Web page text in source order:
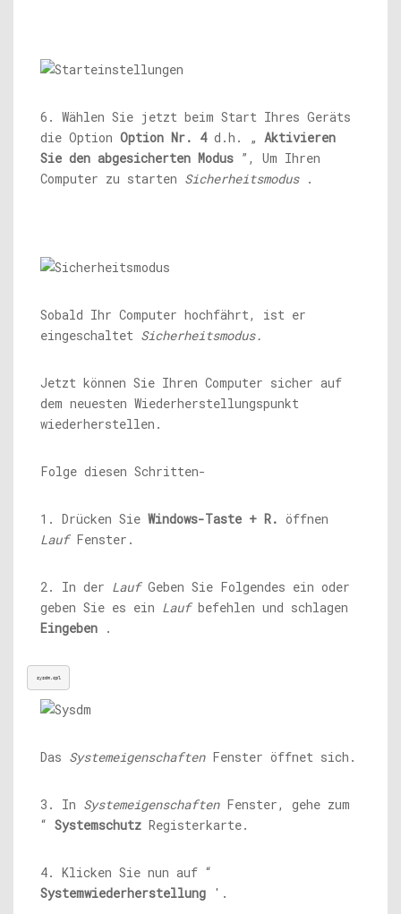
6. Wählen Sie jetzt beim Start Ihres Geräts
die Option Option Nr. 4d.h. „ Aktivieren
Sie den abgesicherten Modus ”, Um Ihren
Computer zu starten Sicherheitsmodus.
Sobald Ihr Computer hochfährt, ist er
eingeschaltet Sicherheitsmodus.
Jetzt können Sie Ihren Computer sicher auf
dem neuesten Wiederherstellungspunkt
wiederherstellen.
Folge diesen Schritten-
1. Drücken Sie Windows-Taste + R. öffnen
LaufFenster.
2. In der LaufGeben Sie Folgendes ein oder
geben Sie es ein Laufbefehlen und schlagen
Eingeben .
sysdm.cpl
Das SystemeigenschaftenFenster öffnet sich.
3. In SystemeigenschaftenFenster, gehe zum
“ Systemschutz Registerkarte.
4. Klicken Sie nun auf “
Systemwiederherstellung '.